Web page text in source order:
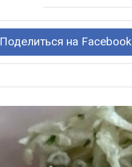
Поделиться на Facebook